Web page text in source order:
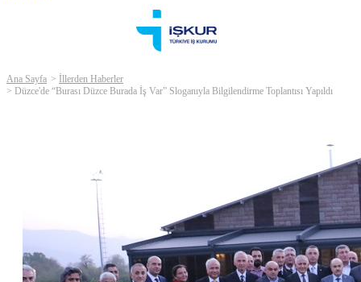
Ana Sayfa
İllerden Haberler
Düzce'de “Burası Düzce Burada İş Var” Sloganıyla Bilgilendirme Toplantısı Yapıldı